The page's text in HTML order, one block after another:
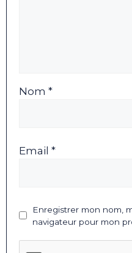
Nom *
Email *
Enregistrer mon nom,
navigateur pour mon